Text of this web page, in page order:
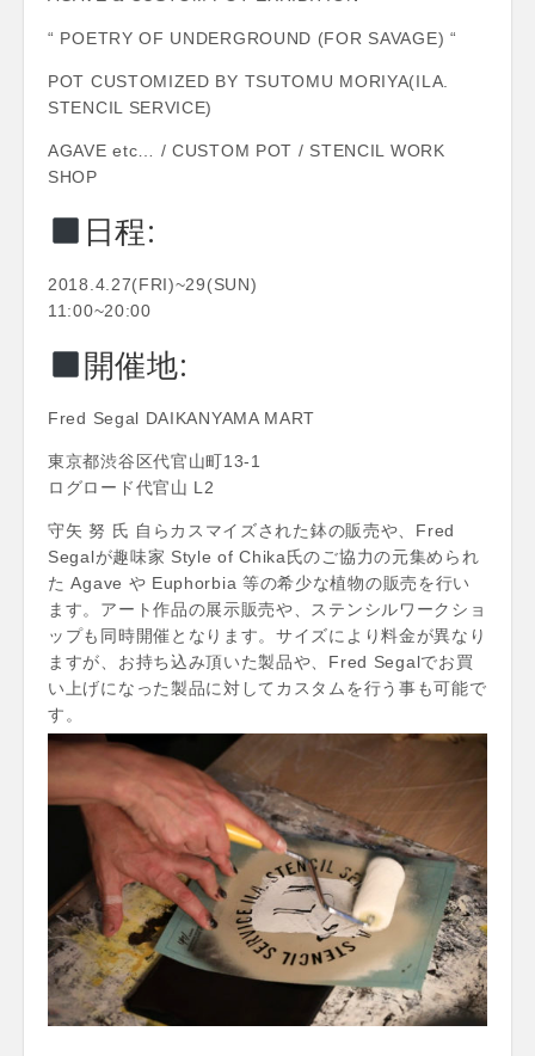
“ POETRY OF UNDERGROUND (FOR SAVAGE) “
POT CUSTOMIZED BY TSUTOMU MORIYA(ILA.
STENCIL SERVICE)
AGAVE etc… / CUSTOM POT / STENCIL WORK
SHOP
日程:
2018.4.27(FRI)~29(SUN)
11:00~20:00
開催地:
Fred Segal DAIKANYAMA MART
東京都渋谷区代官山町13-1
ログロード代官山 L2
守矢 努 氏 自らカスマイズされた鉢の販売や、Fred
Segalが趣味家 Style of Chika氏のご協力の元集められ
た Agave や Euphorbia 等の希少な植物の販売を行い
ます。アート作品の展示販売や、ステンシルワークショ
ップも同時開催となります。サイズにより料金が異なり
ますが、お持ち込み頂いた製品や、Fred Segalでお買
い上げになった製品に対してカスタムを行う事も可能で
す。